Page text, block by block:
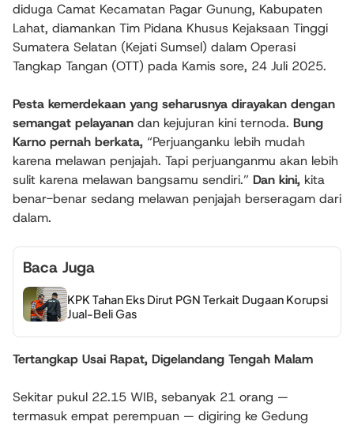
diduga Camat Kecamatan Pagar Gunung, Kabupaten
Lahat, diamankan Tim Pidana Khusus Kejaksaan Tinggi
Sumatera Selatan (Kejati Sumsel) dalam Operasi
Tangkap Tangan (OTT) pada Kamis sore, 24 Juli 2025.
Pesta kemerdekaan yang seharusnya dirayakan dengan
semangat pelayanan dan kejujuran kini ternoda. Bung
Karno pernah berkata, “Perjuanganku lebih mudah
karena melawan penjajah. Tapi perjuanganmu akan lebih
sulit karena melawan bangsamu sendiri.” Dan kini, kita
benar-benar sedang melawan penjajah berseragam dari
dalam.
Baca Juga
KPK Tahan Eks Dirut PGN Terkait Dugaan Korupsi
Jual-Beli Gas
Tertangkap Usai Rapat, Digelandang Tengah Malam
Sekitar pukul 22.15 WIB, sebanyak 21 orang —
termasuk empat perempuan — digiring ke Gedung